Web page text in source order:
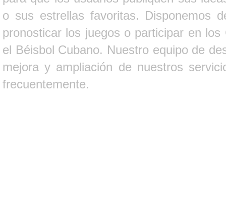
o sus estrellas favoritas. Disponemos
pronosticar los juegos o participar en
el Béisbol Cubano. Nuestro equipo de
mejora y ampliación de nuestros
frecuentemente.